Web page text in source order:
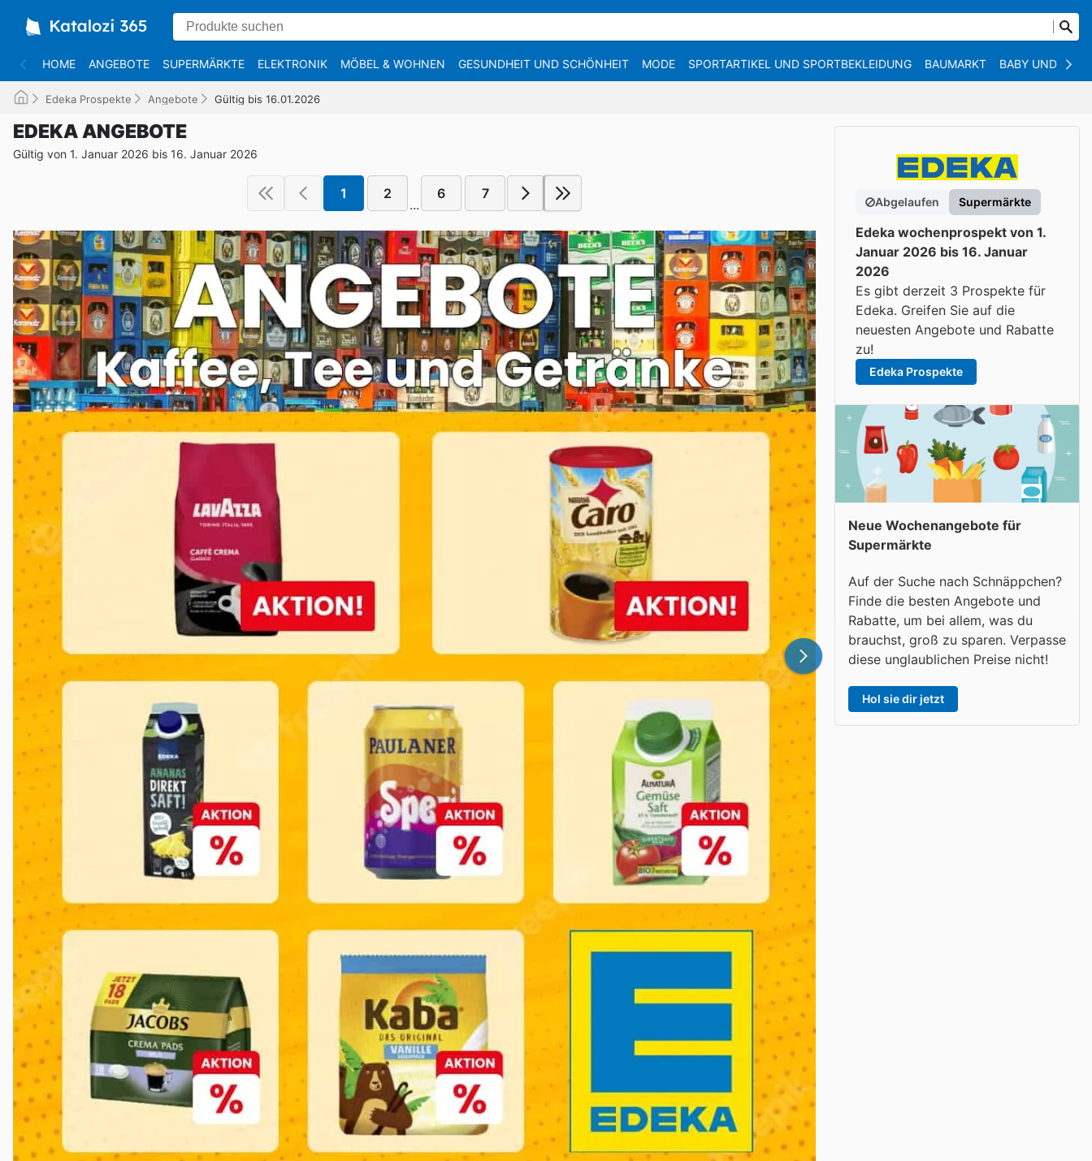
HOME ANGEBOTE SUPERMÄRKTE ELEKTRONIK MÖBEL & WOHNEN GESUNDHEIT UND SCHÖNHEIT MODE SPORTARTIKEL UND SPORTBEKLEIDUNG BAUMARKT BABY UND KIND
Edeka Prospekte Angebote Gültig bis 16.01.2026
EDEKA ANGEBOTE
Gültig von 1. Januar 2026 bis 16. Januar 2026
1 2
...
6 7
Abgelaufen Supermärkte
Edeka wochenprospekt von 1.
Januar 2026 bis 16. Januar
2026
Es gibt derzeit 3 Prospekte für
Edeka. Greifen Sie auf die
neuesten Angebote und Rabatte
zu!
Edeka Prospekte
Neue Wochenangebote für
Supermärkte
Auf der Suche nach Schnäppchen?
Finde die besten Angebote und
Rabatte, um bei allem, was du
brauchst, groß zu sparen. Verpasse
diese unglaublichen Preise nicht!
Hol sie dir jetzt